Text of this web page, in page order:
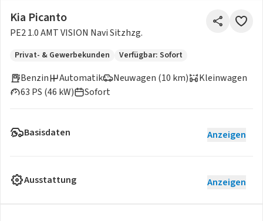
Kia Picanto
PE2 1.0 AMT VISION Navi Sitzhzg.
Privat- & Gewerbekunden Verfügbar: Sofort
Benzin
Neuwagen (10 km)
63 PS (46 kW)
Automatik
Kleinwagen
Sofort
Basisdaten Anzeigen
Ausstattung Anzeigen